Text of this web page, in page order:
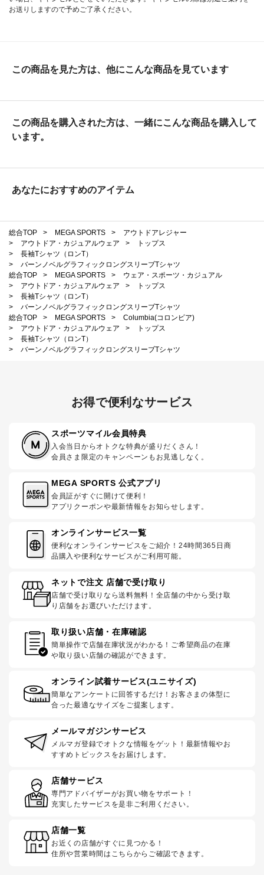
お送りしますので予めご了承ください。
この商品を見た方は、他にこんな商品を見ています
この商品を購入された方は、一緒にこんな商品を購入して
います。
あなたにおすすめのアイテム
総合TOP > MEGA SPORTS >
アウトドアレジャー
>
アウトドア・カジュアルウェア >
トップス
>
長袖Tシャツ（ロンT）
>
バーンノベルグラフィックロングスリーブTシャツ
総合TOP
> MEGA SPORTS >
ウェア・スポーツ・カジュアル
>
アウトドア・カジュアルウェア >
トップス
>
長袖Tシャツ（ロンT）
>
バーンノベルグラフィックロングスリーブTシャツ
総合TOP
> MEGA SPORTS >
Columbia(コロンビア)
>
アウトドア・カジュアルウェア >
トップス
>
長袖Tシャツ（ロンT）
>
バーンノベルグラフィックロングスリーブTシャツ
お得で便利なサービス
スポーツマイル会員特典
入会当日からオトクな特典が盛りだくさん！
会員さま限定のキャンペーンもお見逃しなく。
MEGA SPORTS 公式アプリ
会員証がすぐに開けて便利！
アプリクーポンや最新情報をお知らせします。
オンラインサービス一覧
便利なオンラインサービスをご紹介！24時間365日商
品購入や便利なサービスがご利用可能。
ネットで注文 店舗で受け取り
店舗で受け取りなら送料無料！全店舗の中から受け取
り店舗をお選びいただけます。
取り扱い店舗・在庫確認
簡単操作で店舗在庫状況がわかる！ご希望商品の在庫
や取り扱い店舗の確認ができます。
オンライン試着サービス(ユニサイズ)
簡単なアンケートに回答するだけ！お客さまの体型に
合った最適なサイズをご提案します。
メールマガジンサービス
メルマガ登録でオトクな情報をゲット！最新情報やお
すすめトピックスをお届けします。
店舗サービス
専門アドバイザーがお買い物をサポート！
充実したサービスを是非ご利用ください。
店舗一覧
お近くの店舗がすぐに見つかる！
住所や営業時間はこちらからご確認できます。